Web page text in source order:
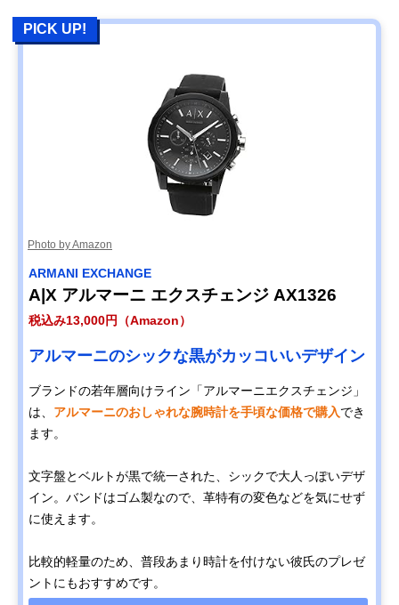
PICK UP!
Photo by Amazon
ARMANI EXCHANGE
A|X アルマーニ エクスチェンジ AX1326
税込み13,000円（Amazon）
アルマーニのシックな黒がカッコいいデザイン
ブランドの若年層向けライン「アルマーニエクスチェンジ」
は、 アルマーニのおしゃれな腕時計を手頃な価格で購入でき
ます。
文字盤とベルトが黒で統一された、シックで大人っぽいデザ
イン。バンドはゴム製なので、革特有の変色などを気にせず
に使えます。
比較的軽量のため、普段あまり時計を付けない彼氏のプレゼ
ントにもおすすめです。